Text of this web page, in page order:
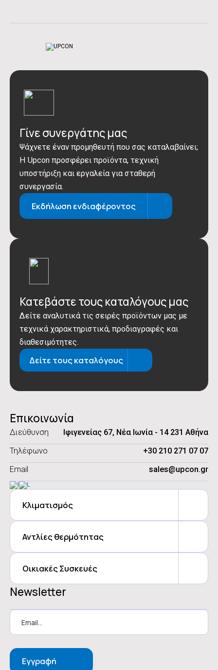
Γίνε συνεργάτης μας
Ψάχνετε έναν προμηθευτή που σας καταλαβαίνει;
Η Upcon προσφέρει προϊόντα, τεχνική
υποστήριξη και εργαλεία για σταθερή
συνεργασία.
Εκδήλωση ενδιαφέροντος
Κατεβάστε τους καταλόγους μας
Δείτε αναλυτικά τις σειρές προϊόντων μας με
τεχνικά χαρακτηριστικά, προδιαγραφές και
διαθεσιμότητες.
Δείτε τους καταλόγους
Επικοινωνία
Διεύθυνση
Ιφιγενείας 67, Νέα Ιωνία - 14 231 Αθήνα
Τηλέφωνο
+30 210 271 07 07
Email
sales@upcon.gr
Κλιματισμός
Αντλίες θερμότητας
Οικιακές Συσκευές
Newsletter